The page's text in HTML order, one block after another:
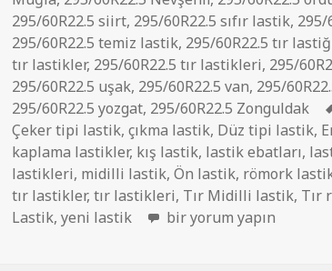
295/60R22.5 siirt, 295/60R22.5 sıfır lastik, 295/
295/60R22.5 temiz lastik, 295/60R22.5 tır
tır lastikler, 295/60R22.5 tır lastikleri, 295/
295/60R22.5 uşak, 295/60R22.5 van, 295/
295/60R22.5 yozgat, 295/60R22.5 Zonguldak
Çeker tipi lastik,çıkma lastik, Düz tipi lastik,
kaplama lastikler, kış lastik, lastik ebatları,
lastikleri, midilli lastik,Ön lastik, römork
tır lastikler,tır lastikleri, Tır Midilli lastik, Tır
Lastik,yeni lastik 295/60R22.5 İKİNCİ EL
bir yorum yapın